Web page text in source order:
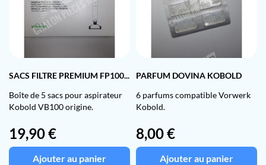
SACS FILTRE PREMIUM FP100...
Boîte de 5 sacs pour aspirateur
Kobold VB100 origine.
Prix
19,90 €
Ajouter au panier
PARFUM DOVINA KOBOLD
6 parfums compatible Vorwerk
Kobold.
Prix
8,00 €
Ajouter au panier